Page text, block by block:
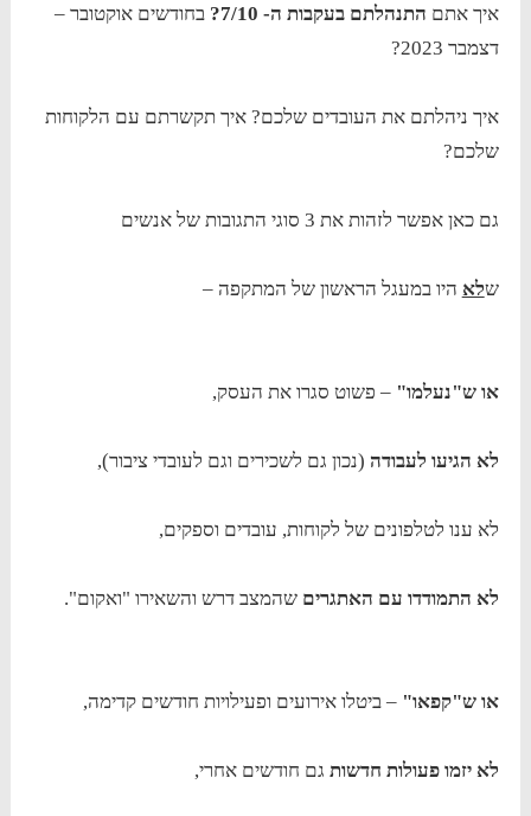
איך אתם התנהלתם בעקבות ה- 7/10?
בחודשים אוקטובר –
דצמבר 2023?
איך ניהלתם את העובדים שלכם? איך תקשרתם עם הלקוחות
שלכם?
גם כאן אפשר לזהות את 3 סוגי התגובות של אנשים
שלא היו במעגל הראשון של המתקפה –
או ש"נעלמו"– פשוט סגרו את העסק,
לא הגיעו לעבודה (נכון גם לשכירים וגם לעובדי ציבור),
לא ענו לטלפונים של לקוחות, עובדים וספקים,
לא התמודדו עם האתגרים שהמצב דרש והשאירו "ואקום".
או ש"קפאו" – ביטלו אירועים ופעילויות חודשים קדימה,
לא יזמו פעולות חדשות גם חודשים אחרי,